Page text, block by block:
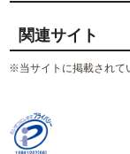
関連サイト
※当サイトに掲載されて